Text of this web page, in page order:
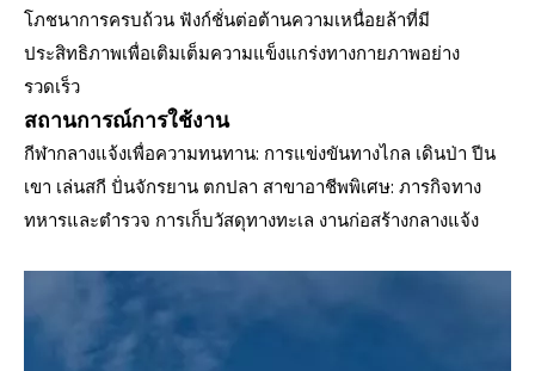
โภชนาการครบถ้วน ฟังก์ชั่นต่อต้านความเหนื่อยล้าที่มี
ประสิทธิภาพเพื่อเติมเต็มความแข็งแกร่งทางกายภาพอย่าง
รวดเร็ว
สถานการณ์การใช้งาน
กีฬากลางแจ้งเพื่อความทนทาน: การแข่งขันทางไกล เดินป่า ปีน
เขา เล่นสกี ปั่นจักรยาน ตกปลา สาขาอาชีพพิเศษ: ภารกิจทาง
ทหารและตำรวจ การเก็บวัสดุทางทะเล งานก่อสร้างกลางแจ้ง